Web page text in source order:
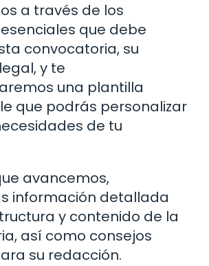
a través de los
que debe
convocatoria, su
y te
una plantilla
que podrás personalizar
de tu
avancemos,
información detallada
y contenido de la
así como consejos
su redacción.